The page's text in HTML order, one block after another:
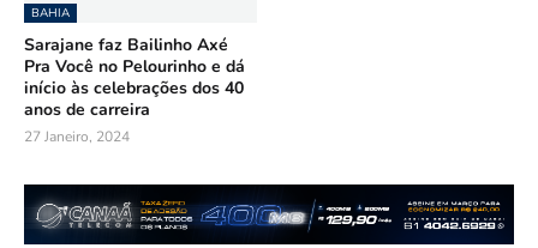
BAHIA
Sarajane faz Bailinho Axé
Pra Você no Pelourinho e dá
início às celebrações dos 40
anos de carreira
27 Janeiro, 2024